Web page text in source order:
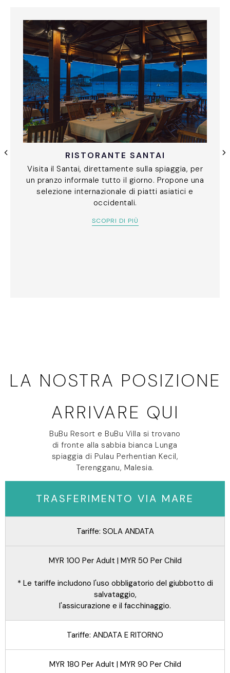
RISTORANTE SANTAI
Visita il Santai, direttamente sulla spiaggia, per
un pranzo informale tutto il giorno. Propone una
selezione internazionale di piatti asiatici e
occidentali.
SCOPRI DI PIÙ
LA NOSTRA POSIZIONE
ARRIVARE QUI
BuBu Resort e BuBu Villa si trovano
di fronte alla sabbia bianca Lunga
spiaggia di Pulau Perhentian Kecil,
Terengganu, Malesia.
TRASFERIMENTO VIA MARE
Tariffe: SOLA ANDATA
MYR 100 Per Adult | MYR 50 Per Child
* Le tariffe includono l'uso obbligatorio del giubbotto di
salvataggio,
l'assicurazione e il facchinaggio.
Tariffe: ANDATA E RITORNO
MYR 180 Per Adult | MYR 90 Per Child